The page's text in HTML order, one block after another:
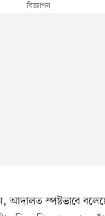
স্পষ্টভাবে